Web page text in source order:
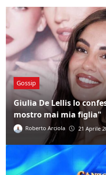
Gossip
Giulia De Lellis lo
mostro mai mia figlia"
Roberto Arciola 21 Aprile